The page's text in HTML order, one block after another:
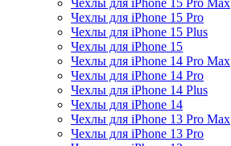
Чехлы для iPhone 15 Pro Max
Чехлы для iPhone 15 Pro
Чехлы для iPhone 15 Plus
Чехлы для iPhone 15
Чехлы для iPhone 14 Pro Max
Чехлы для iPhone 14 Pro
Чехлы для iPhone 14 Plus
Чехлы для iPhone 14
Чехлы для iPhone 13 Pro Max
Чехлы для iPhone 13 Pro